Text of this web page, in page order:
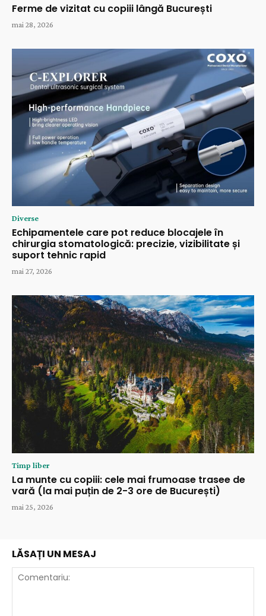
Ferme de vizitat cu copiii lângă București
mai 28, 2026
Diverse
Echipamentele care pot reduce blocajele în
chirurgia stomatologică: precizie, vizibilitate și
suport tehnic rapid
mai 27, 2026
Timp liber
La munte cu copiii: cele mai frumoase trasee de
vară (la mai puțin de 2-3 ore de București)
mai 25, 2026
LĂSAȚI UN MESAJ